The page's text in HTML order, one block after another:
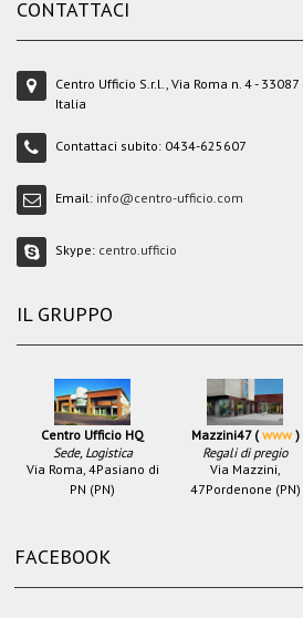
CONTATTACI
Centro Ufficio S.r.l., Via Roma n. 4 -
Italia
Contattaci subito: 0434-625607
Email: info@centro-ufficio.com
Skype: centro.ufficio
IL GRUPPO
Centro Ufficio HQ
Sede, Logistica
Via Roma, 4Pasiano di
PN (PN)
Mazzini47 (www)
Regali di pregio
Via Mazzini,
47Pordenone (PN)
FACEBOOK